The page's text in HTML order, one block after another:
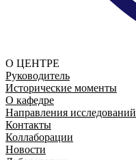
О ЦЕНТРЕ
Руководитель
Исторические моменты
О кафедре
Направления исследований
Контакты
Коллаборации
Новости